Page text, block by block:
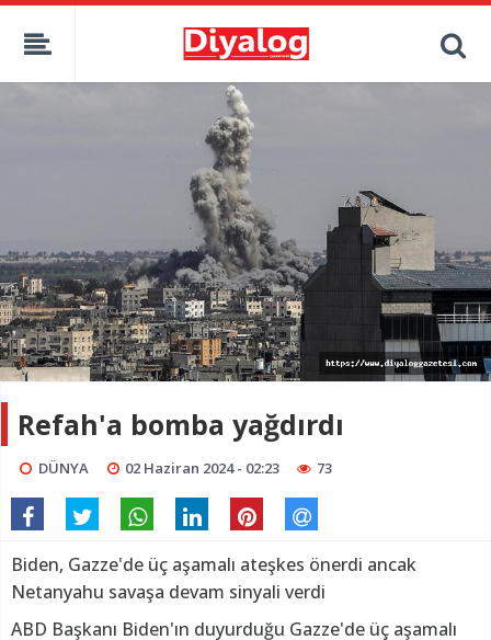
Refah'a bomba yağdırdı
DÜNYA 02 Haziran 2024 - 02:23 73
Biden, Gazze'de üç aşamalı ateşkes önerdi ancak
Netanyahu savaşa devam sinyali verdi
ABD Başkanı Biden'ın duyurduğu Gazze'de üç aşamalı